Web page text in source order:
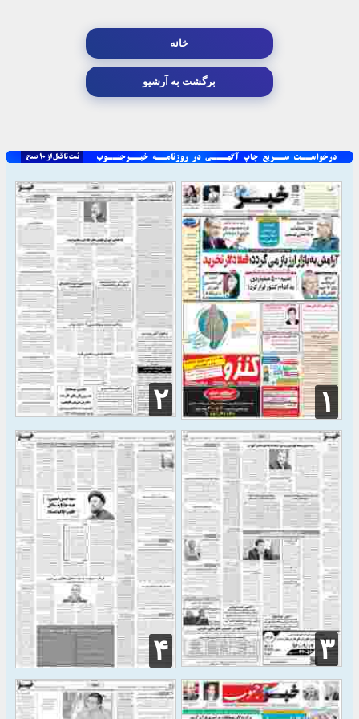
خانه
برگشت به آرشیو
۱ ۲
۳ ۴